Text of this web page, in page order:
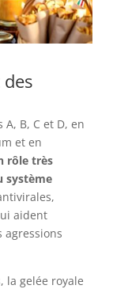
B, C et D, en
et en
rôle très
système
aident
agressions
la gelée royale